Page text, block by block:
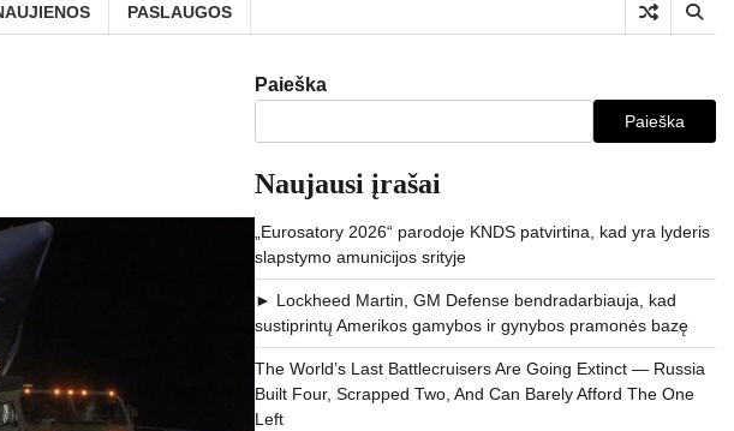
PASLAUGOS
Paieška
Paieška
Naujausi įrašai
„Eurosatory 2026“ parodoje KNDS patvirtina, kad yra lyderis
slapstymo amunicijos srityje
► Lockheed Martin, GM Defense bendradarbiauja, kad
sustiprintų Amerikos gamybos ir gynybos pramonės bazę
The World’s Last Battlecruisers Are Going Extinct — Russia
Built Four, Scrapped Two, And Can Barely Afford The One
Left